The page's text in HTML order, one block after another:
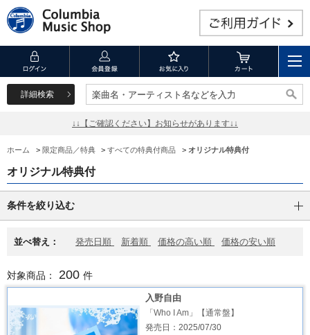
詳細検索 楽曲名・アーティスト名などを入力
楽曲名・アーティスト名などを入力
↓↓【ご確認ください】お知らせがあります↓↓
ホーム > 限定商品／特典 > すべての特典付商品 > オリジナル特典付
オリジナル特典付
条件を絞り込む
並べ替え： 発売日順 新着順 価格の高い順 価格の安い順
対象商品： 200 件
入野自由
「Who I Am」【通常盤】
発売日：2025/07/30